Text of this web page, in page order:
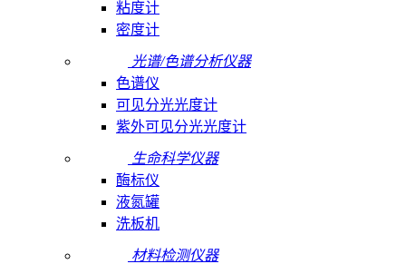
粘度计
密度计
光谱/色谱分析仪器
色谱仪
可见分光光度计
紫外可见分光光度计
生命科学仪器
酶标仪
液氮罐
洗板机
材料检测仪器